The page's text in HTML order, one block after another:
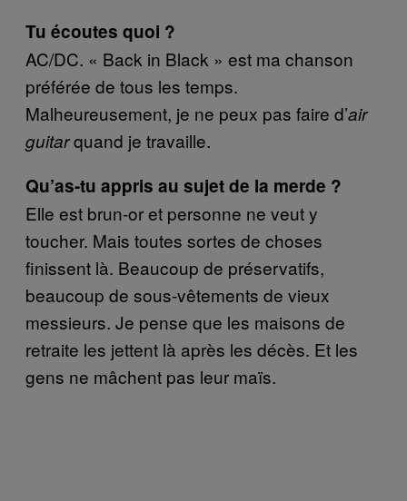
Tu écoutes quoi ?
AC/DC. « Back in Black » est ma chanson
préférée de tous les temps.
Malheureusement, je ne peux pas faire d’air
guitarquand je travaille.
Qu’as-tu appris au sujet de la merde ?
Elle est brun-or et personne ne veut y
toucher. Mais toutes sortes de choses
finissent là. Beaucoup de préservatifs,
beaucoup de sous-vêtements de vieux
messieurs. Je pense que les maisons de
retraite les jettent là après les décès. Et les
gens ne mâchent pas leur maïs.